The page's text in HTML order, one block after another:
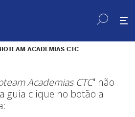
ACADEMIAS CTC
Academias CTC" não
guia clique no botão a